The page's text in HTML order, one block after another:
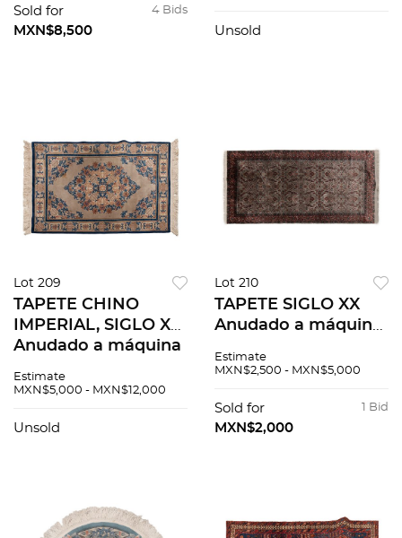
decorado y orla
geométrica Marcas
4 Bids
Sold for
MXN$8,500
pide de cama persa
Unsold
Lot 209
TAPETE CHINO
IMPERIAL, SIGLO XX.
Anudado a máquina
algodón. Cuenta con
campo decorado a
Estimate
MXN$5,000 - MXN$12,000
Unsold
Lot 210
TAPETE SIGLO XX
Anudado a máquina
algodón y detalles
campo decorado a
manera floral y or...
Estimate
MXN$2,500 - MXN$5,000
1 Bid
Sold for
MXN$2,000